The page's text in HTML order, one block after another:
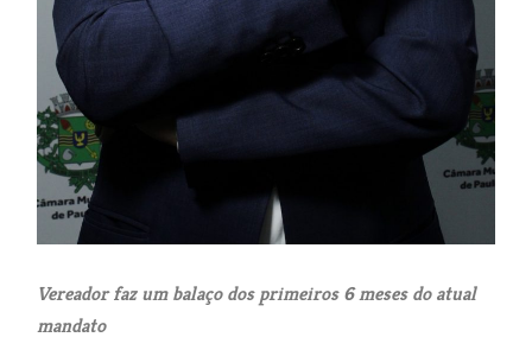
Vereador faz um balaço dos primeiros 6 meses do atual
mandato